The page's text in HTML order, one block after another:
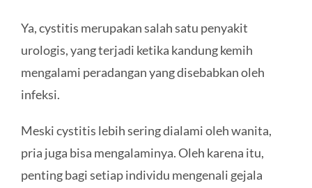
Ya, cystitis merupakan salah satu penyakit
urologis, yang terjadi ketika kandung kemih
mengalami peradangan yang disebabkan oleh
infeksi.
Meski cystitis lebih sering dialami oleh wanita,
pria juga bisa mengalaminya. Oleh karena itu,
penting bagi setiap individu mengenali gejala